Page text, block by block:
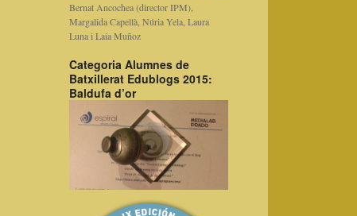
Bernat Ancochea (director IPM),
Margalida Capellà, Núria Yela, Laura
Luna i Laia Muñoz
Categoria Alumnes de
Batxillerat Edublogs 2015:
Baldufa d’or